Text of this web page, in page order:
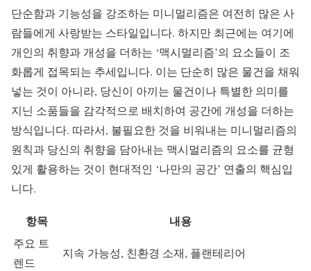
단순함과 기능성을 강조하는 미니멀리즘은 여전히 많은 사
람들에게 사랑받는 스타일입니다. 하지만 최근에는 여기에
개인의 취향과 개성을 더하는 ‘맥시멀리즘’의 요소들이 조
화롭게 접목되는 추세입니다. 이는 단순히 많은 물건을 채워
넣는 것이 아니라, 당신이 아끼는 물건이나 특별한 의미를
지닌 소품들을 감각적으로 배치하여 공간에 개성을 더하는
방식입니다. 따라서, 불필요한 것을 비워내는 미니멀리즘의
원칙과 당신의 취향을 담아내는 맥시멀리즘의 요소를 균형
있게 활용하는 것이 현대적인 ‘나만의 공간’ 연출의 핵심입
니다.
항목 내용
주요 트
렌드
지속 가능성, 친환경 소재, 플랜테리어